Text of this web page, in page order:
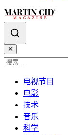
✕
电视节目
电影
技术
音乐
科学